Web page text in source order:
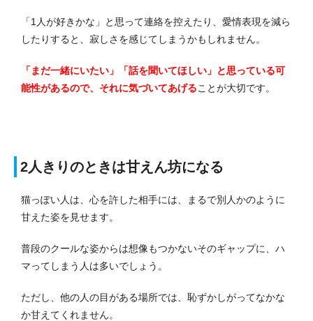
「1人が好きかな」と思って連絡を控えたり、愛情表現を減ら
したりすると、寂しさを感じてしまうかもしれません。
「まだ一緒にいたい」「話を聞いてほしい」と思っている可
能性があるので、それに気づいてあげることが大切です。
2人きりのときは甘えん坊になる
猫っぽい人は、心を許した相手には、まるで別人かのように
甘えた姿を見せます。
普段のクールな姿からは想像もつかないそのギャップに、ハ
マってしまう人は多いでしょう。
ただし、他の人の目がある場所では、恥ずかしがってなかな
か甘えてくれません。